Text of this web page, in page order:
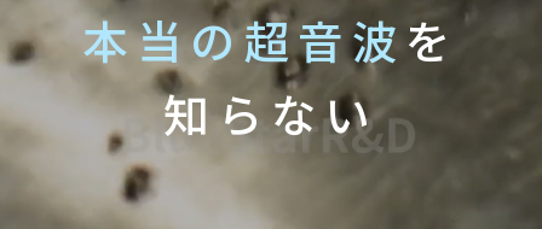
本当の超音波 を
知らない